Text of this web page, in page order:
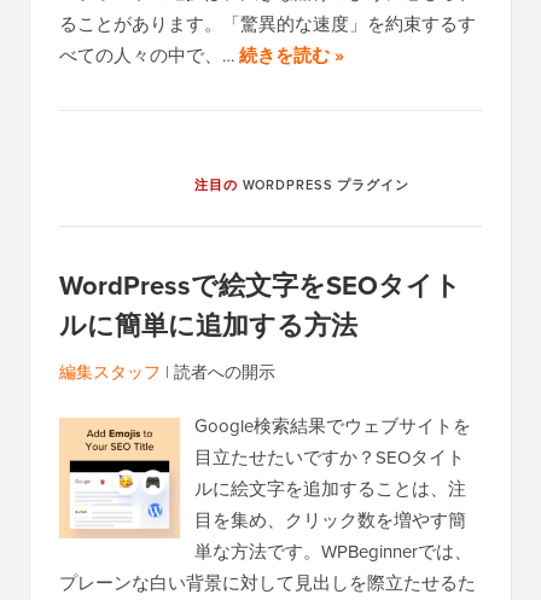
ることがあります。「驚異的な速度」を約束するす
べての人々の中で、…続きを読む »
注目の WORDPRESS プラグイン
WordPressで絵文字をSEOタイト
ルに簡単に追加する方法
編集スタッフ | 読者への開示
Google検索結果でウェブサイトを
目立たせたいですか？SEOタイト
ルに絵文字を追加することは、注
目を集め、クリック数を増やす簡
単な方法です。WPBeginnerでは、
プレーンな白い背景に対して見出しを際立たせるた